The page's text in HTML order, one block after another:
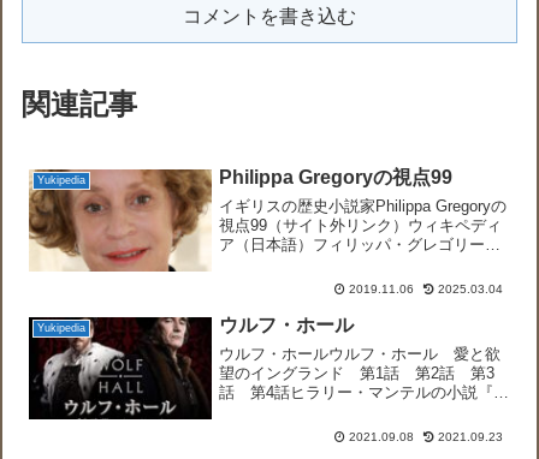
コメントを書き込む
関連記事
Yukipedia Philippa Gregoryの視点99
イギリスの歴史小説家Philippa Gregoryの
視点99（サイト外リンク）ウィキペディ
ア（日本語）フィリッパ・グレゴリー
リー公式ウェブサイトThe Order of
2019.11.06 2025.03.04
Yukipedia ウルフ・ホール
ウルフ・ホールウルフ・ホール 愛と欲
望のイングランド 第1話 第2話 第3
話 第4話ヒラリー・マンテルの小説『ウ
せ』に基づく、イギリスBBC制作ドラ
2021.09.08 2021.09.23